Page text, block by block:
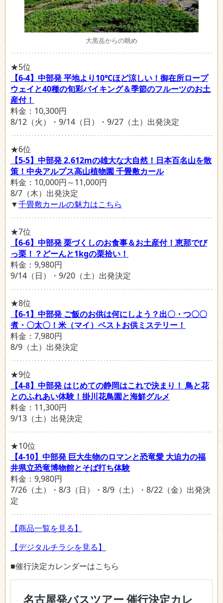
大黒岳からの眺め
★5位
【6-4】中部発 平地より10℃ほど涼しい！御在所ロープ
ウェイと40種の旬彩バイキング＆季節のフルーツのお土
産付！
料金：10,300円
8/12（火）・9/14（日）・9/27（土）出発決定
★6位
【5-5】中部発 2,612mの雄大な大自然！日本百名山を散
策！中央アルプス高山植物園 千畳敷カール
料金：10,000円～11,000円
8/7（木）出発決定
▼千畳敷カールの魅力はこちら
★7位
【6-6】中部発 栗づくしのお食事＆お土産付！恵那でび
っ栗！？どーんと1kgの栗拾い！
料金：9,980円
9/14（日）・9/20（土）出発決定
★8位
【6-1】中部発 ご飯のお供は何にしよう？出〇・つ〇〇
煮・〇太〇！米（マイ）ベストお供ミステリー！
料金：7,980円
8/9（土）出発決定
★9位
【4-8】中部発 はじめての静岡はこれで決まり！ 鳥と花
とのふれあい体験！掛川花鳥園と海鮮グルメ
料金：11,300円
9/13（土）出発決定
★10位
【4-10】中部発 巨大生物のロマンと恐竜愛 大迫力の福
井県立恐竜博物館とそば打ち体験
料金：9,980円
7/26（土）・8/3（日）・8/9（土）・8/22（金）出発決
定
【商品一覧を見る】
【デジタルチラシを見る】
■催行決定カレンダーはこちら